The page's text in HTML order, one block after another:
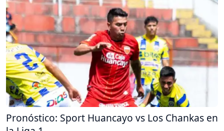
Pronóstico: Sport Huancayo vs Los Chankas en